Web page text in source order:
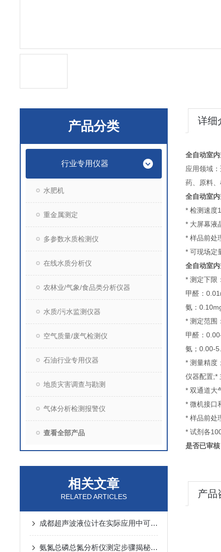
产品分类
行业专用仪器
水肥机
重金属测定
多参数水质检测仪
在线水质分析仪
农林业/气象/食品类分析仪器
水质/污水监测仪器
空气质量/废气检测仪
石油行业专用仪器
地质灾害调查与勘测
气体分析检测报警仪
查看全部产品
相关文章
RELATED ARTICLES
成都超声波液位计在实际应用中可能会出现以下常见问题
氨氮总磷总氮分析仪测定步骤揭秘：从准备到落地，关键细节全拿捏
详细
全自动室
应用领域
药、原料
全自动室
* 检测速度
* 大屏幕液
* 样品前处
* 可现场定
全自动室
* 测定下限
甲醛：
氨：
* 测定范围
甲醛：
氨；0.00-
* 测量精度
仪器配置;*
* 双通道大
* 微机接口
* 样品前处
* 试剂各
是否已审
产品